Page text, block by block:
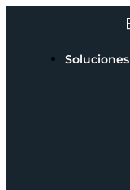
Soluciones